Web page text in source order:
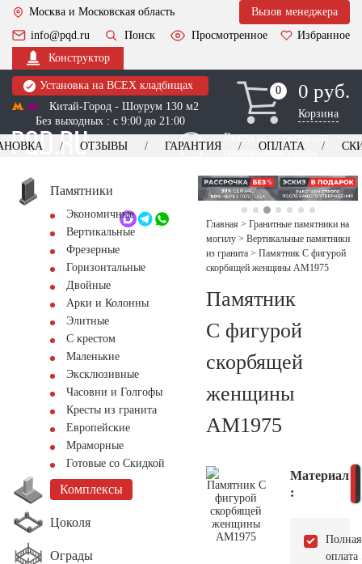
Москва и Московская область
Вызов менеджера
info@pqd.ru
Поиск Просмотренное
Избранное
Конструктор
Установка на ВСЕХ кладбищах
Китай-Город - Шоурум 130 м2
Без выходных : с 9:00 до 21:00
0
0 0 руб.
Корзина
Выезд менеджера для
оформления заказа
+7 (495) 518-44-23
Обратный звонок
ОТЗЫВЫ ГАРАНТИЯ ОПЛАТА
Памятники
Экономичные
Вертикальные
Фрезерные
Горизонтальные
Двойные
Арки и Колонны
Элитные
С крестом
Маленькие
Эксклюзивные
Часовни и Голгофы
Кресты из гранита
Европейские
Мраморные
Готовые со Скидкой
Комплексы
Цоколя
Ограды
Главная > Гранитные памятники на
могилу > Вертикальные памятники
из гранита > Памятник С фигурой
скорбящей женщины AM1975
Памятник
С фигурой
скорбящей
женщины
AM1975
Материал
:
Полная
оплата